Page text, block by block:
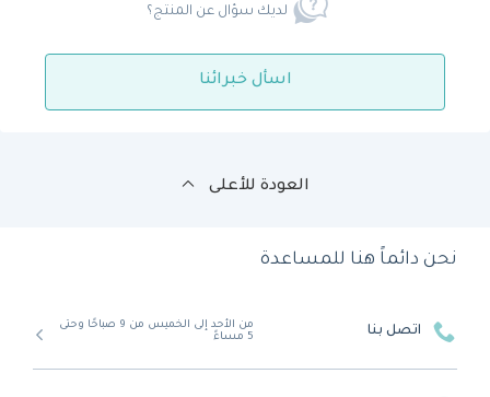
لديك سؤال عن المنتج؟
اسأل خبرائنا
العودة للأعلى
نحن دائماً هنا للمساعدة
اتصل بنا
من الأحد إلى الخميس من 9 صباحًا وحتى
5 مساءً